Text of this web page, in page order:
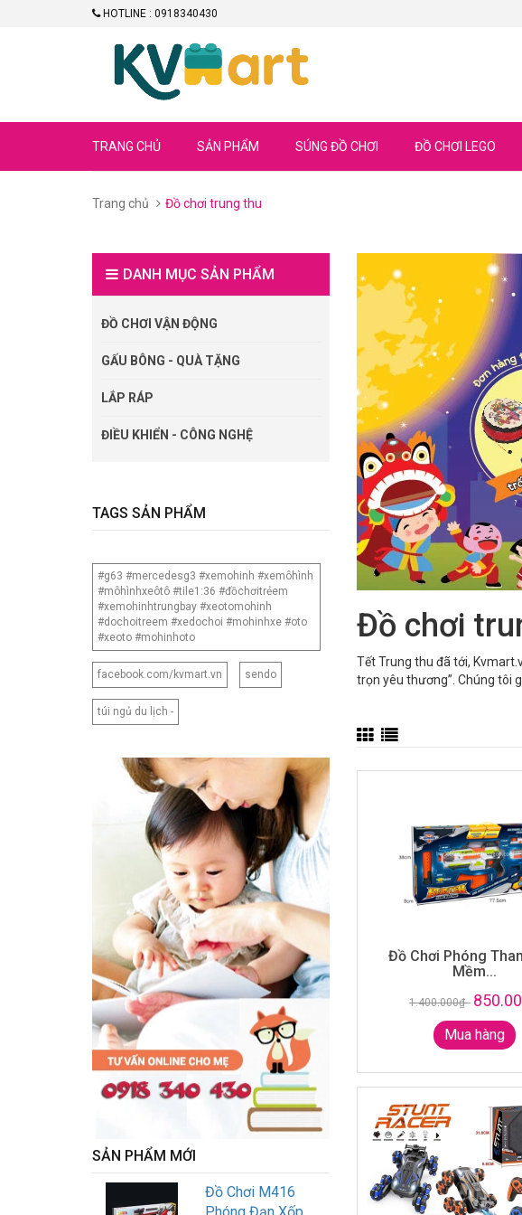
HOTLINE : 0918340430
TRANG CHỦ SẢN PHẨM SÚNG ĐỒ CHƠI ĐỒ CHƠI LEGO
Trang chủ Đồ chơi trung thu
Đồ chơi
Tết Trung thu đã tới,
trọn yêu thương”. Chúng tôi
Đồ Chơi Phóng
Mềm...
1.400.000₫-
Mua hàng
DANH MỤC SẢN PHẨM
ĐỒ CHƠI VẬN ĐỘNG
GẤU BÔNG - QUÀ TẶNG
LẮP RÁP
ĐIỀU KHIỂN - CÔNG NGHỆ
TAGS SẢN PHẨM
#g63 #mercedesg3 #xemohinh #xemôhình
#môhìnhxeôtô #tile1:36 #đồchơitrẻem
#xemohinhtrungbay #xeotomohinh
#dochoitreem #xedochoi #mohinhxe #oto
#xeoto #mohinhoto
facebook.com/kvmart.vn sendo
túi ngủ du lịch -
SẢN PHẨM MỚI
Đồ Chơi M416
Đồ chơi